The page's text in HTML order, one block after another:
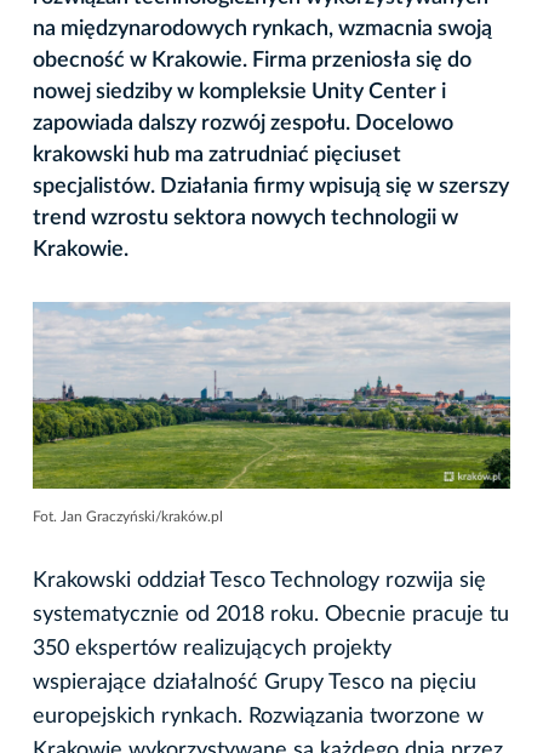
na międzynarodowych rynkach, wzmacnia swoją
obecność w Krakowie. Firma przeniosła się do
nowej siedziby w kompleksie Unity Center i
zapowiada dalszy rozwój zespołu. Docelowo
krakowski hub ma zatrudniać pięciuset
specjalistów. Działania firmy wpisują się w szerszy
trend wzrostu sektora nowych technologii w
Krakowie.
Fot. Jan Graczyński/kraków.pl
Krakowski oddział Tesco Technology rozwija się
systematycznie od 2018 roku. Obecnie pracuje tu
350 ekspertów realizujących projekty
wspierające działalność Grupy Tesco na pięciu
europejskich rynkach. Rozwiązania tworzone w